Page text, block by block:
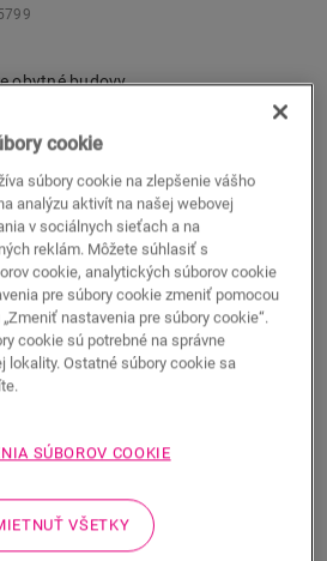
obytné budovy
(s DPH)
vo svojom okolí
naživo? Máte ešte nejaké
Vždy sa nájde v blízkom
HĽADAŤ
cookie
súbory cookie na zlepšenie vášho
analýzu aktivít na našej webovej
v sociálnych sieťach a na
reklám. Môžete súhlasiť s
cookie, analytických súborov cookie
pre súbory cookie zmeniť pomocou
nastavenia pre súbory cookie“.
cookie sú potrebné na správne
lokality. Ostatné súbory cookie sa
SÚBOROV COOKIE
VŠETKY